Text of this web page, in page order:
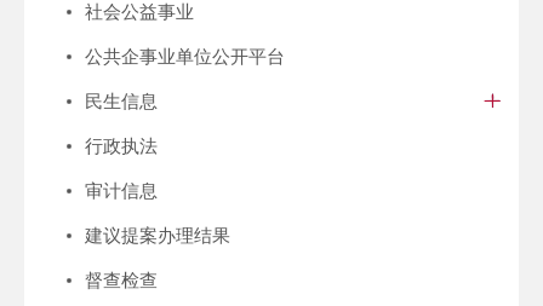
社会公益事业
公共企事业单位公开平台
民生信息
行政执法
审计信息
建议提案办理结果
督查检查